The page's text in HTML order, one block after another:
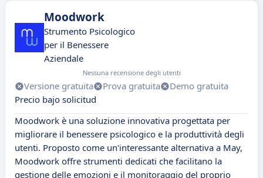
Moodwork
Strumento Psicologico
per il Benessere
Aziendale
Nessuna recensione degli utenti
Versione gratuita Prova gratuita
Demo gratuita
Precio bajo solicitud
Moodwork è una soluzione innovativa progettata per
migliorare il benessere psicologico e la produttività degli
utenti. Proposto come un'interessante alternativa a May,
Moodwork offre strumenti dedicati che facilitano la
gestione delle emozioni e il monitoraggio del proprio